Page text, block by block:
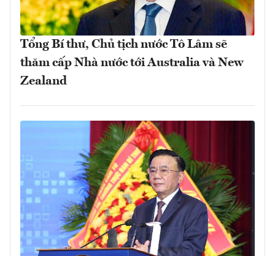
Tổng Bí thư, Chủ tịch nước Tô Lâm sẽ
thăm cấp Nhà nước tới Australia và New
Zealand